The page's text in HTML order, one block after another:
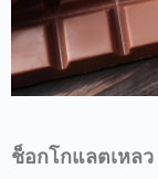
ช็อกโกแลตเหลว